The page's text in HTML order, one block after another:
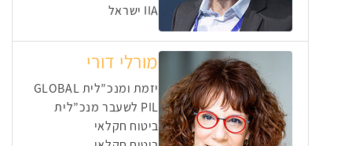
IIA ישראל
מורלי דורי
יזמת ומנכ”לית GLOBAL
PIL לשעבר מנכ”לית
ביטוח חקלאי